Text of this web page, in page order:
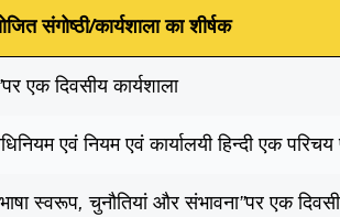
संगोष्ठी/कार्यशाला का शीर्षक
पर एक दिवसीय कार्यशाला
एवं नियम एवं कार्यालयी हिन्दी एक परिचय
स्वरूप,चुनौतियां और संभावना”पर एक